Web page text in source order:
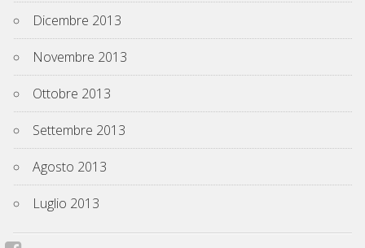
Dicembre 2013
Novembre 2013
Ottobre 2013
Settembre 2013
Agosto 2013
Luglio 2013